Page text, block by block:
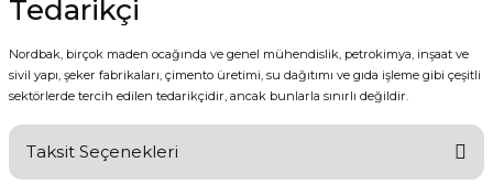
Tedarikçi
Nordbak, birçok maden ocağında ve genel mühendislik, petrokimya, inşaat ve
sivil yapı, şeker fabrikaları, çimento üretimi, su dağıtımı ve gıda işleme gibi çeşitli
sektörlerde tercih edilen tedarikçidir, ancak bunlarla sınırlı değildir.
Taksit Seçenekleri